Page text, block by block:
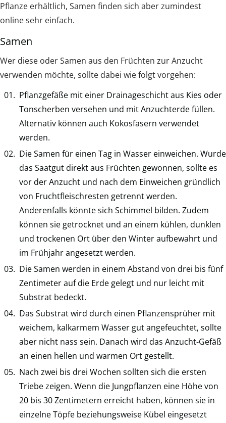
Pflanze erhältlich, Samen finden sich aber zumindest
online sehr einfach.
Samen
Wer diese oder Samen aus den Früchten zur Anzucht
verwenden möchte, sollte dabei wie folgt vorgehen:
Pflanzgefäße mit einer Drainageschicht aus Kies oder
Tonscherben versehen und mit Anzuchterde füllen.
Alternativ können auch Kokosfasern verwendet
werden.
Die Samen für einen Tag in Wasser einweichen. Wurde
das Saatgut direkt aus Früchten gewonnen, sollte es
vor der Anzucht und nach dem Einweichen gründlich
von Fruchtfleischresten getrennt werden.
Anderenfalls könnte sich Schimmel bilden. Zudem
können sie getrocknet und an einem kühlen, dunklen
und trockenen Ort über den Winter aufbewahrt und
im Frühjahr angesetzt werden.
Die Samen werden in einem Abstand von drei bis fünf
Zentimeter auf die Erde gelegt und nur leicht mit
Substrat bedeckt.
Das Substrat wird durch einen Pflanzensprüher mit
weichem, kalkarmem Wasser gut angefeuchtet, sollte
aber nicht nass sein. Danach wird das Anzucht-Gefäß
an einen hellen und warmen Ort gestellt.
Nach zwei bis drei Wochen sollten sich die ersten
Triebe zeigen. Wenn die Jungpflanzen eine Höhe von
20 bis 30 Zentimetern erreicht haben, können sie in
einzelne Töpfe beziehungsweise Kübel eingesetzt